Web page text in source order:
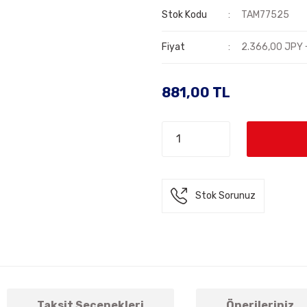
Stok Kodu TAM77525
Fiyat 2.366,00 JPY
881,00 TL
Stok Sorunuz